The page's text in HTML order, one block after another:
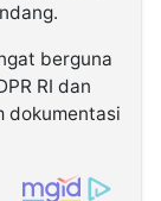
berguna
RI dan
dokumentasi